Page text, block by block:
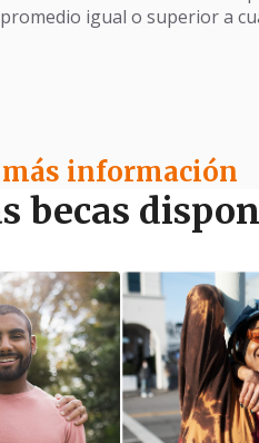
igual o superior a
información
becas